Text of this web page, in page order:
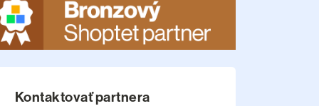
Kontaktovať partnera